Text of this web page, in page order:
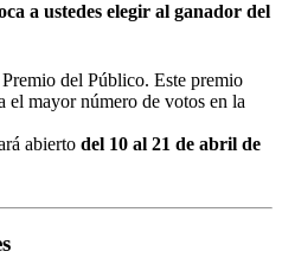
a ustedes elegir al ganador del
del Público. Este premio
el mayor número de votos en la
abierto del 10 al 21 de abril de